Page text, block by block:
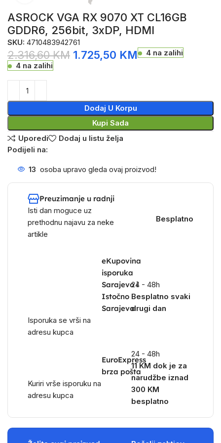
ASROCK VGA RX 9070 XT CL16GB
GDDR6, 256bit, 3xDP, HDMI
SKU:4710483942761
2.316,60KM 1.725,50 KM
4 na zalihi
4 na zalihi
Dodaj U Korpu
Kupi Sada
Uporedi
Dodaj u listu želja
Podijeli na:
13 osoba upravo gleda ovaj proizvod!
Preuzimanje u radnji
Isti dan moguce uz
prethodnu najavu za neke
artikle
Besplatno
eKupovina
isporuka
Sarajevo i
Istočno
Sarajevo
Isporuka se vrši na
adresu kupca
24 - 48h
Besplatno svaki
drugi dan
EuroExpress
brza pošta
Kuriri vrše isporuku na
adresu kupca
24 - 48h
11 KM dok je za
narudžbe iznad
300 KM
besplatno